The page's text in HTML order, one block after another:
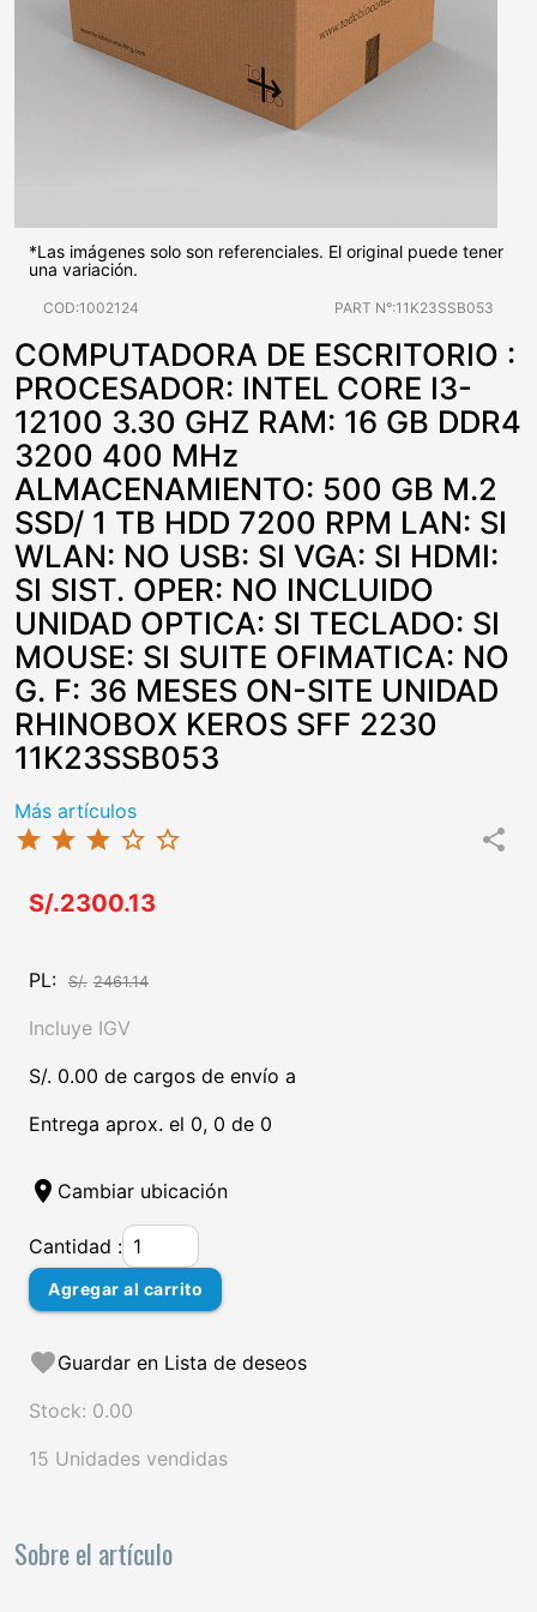
*Las imágenes solo son referenciales. El original puede tener
una variación.
COD:1002124 PART N°:11K23SSB053
COMPUTADORA DE ESCRITORIO :
PROCESADOR: INTEL CORE I3-
12100 3.30 GHZ RAM: 16 GB DDR4
3200 400 MHz
ALMACENAMIENTO: 500 GB M.2
SSD/ 1 TB HDD 7200 RPM LAN: SI
WLAN: NO USB: SI VGA: SI HDMI:
SI SIST. OPER: NO INCLUIDO
UNIDAD OPTICA: SI TECLADO: SI
MOUSE: SI SUITE OFIMATICA: NO
G. F: 36 MESES ON-SITE UNIDAD
RHINOBOX KEROS SFF 2230
11K23SSB053
Más artículos
star star star star_border star_border share
S/.2300.13
PL: S/. 2461.14
Incluye IGV
S/. 0.00 de cargos de envío a
Entrega aprox. el 0, 0 de 0
location_on Cambiar ubicación
Cantidad :
Agregar al carrito
favoriteGuardar en Lista de deseos
Stock: 0.00
15 Unidades vendidas
Sobre el artículo